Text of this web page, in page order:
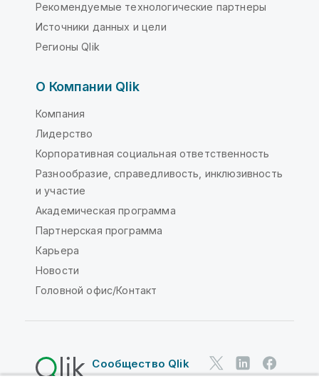
Рекомендуемые технологические партнеры
Источники данных и цели
Регионы Qlik
О Компании Qlik
Компания
Лидерство
Корпоративная социальная ответственность
Разнообразие, справедливость, инклюзивность
и участие
Академическая программа
Партнерская программа
Карьера
Новости
Головной офис/Контакт
Сообщество Qlik